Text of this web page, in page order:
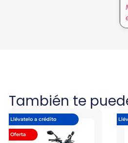
También te
Llévatelo a crédito
Oferta